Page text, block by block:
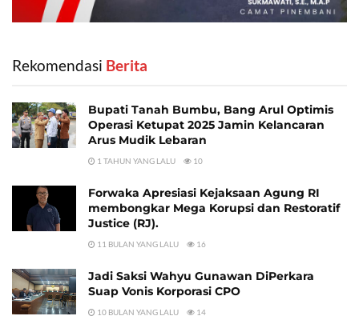
Rekomendasi ‎ Berita
Bupati Tanah Bumbu, Bang Arul Optimis
Operasi Ketupat 2025 Jamin Kelancaran
Arus Mudik Lebaran
1 TAHUN YANG LALU 10
Forwaka Apresiasi Kejaksaan Agung RI
membongkar Mega Korupsi dan Restoratif
Justice (RJ).
11 BULAN YANG LALU 16
Jadi Saksi Wahyu Gunawan DiPerkara
Suap Vonis Korporasi CPO
10 BULAN YANG LALU 14